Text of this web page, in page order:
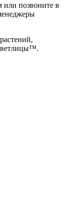
или позвоните в